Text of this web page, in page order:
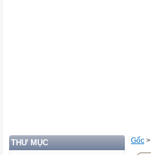
THƯ MỤC Gốc >